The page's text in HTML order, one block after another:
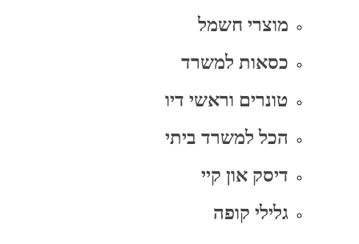
מוצרי חשמל
כסאות למשרד
טונרים וראשי דיו
הכל למשרד ביתי
דיסק און קיי
גלילי קופה